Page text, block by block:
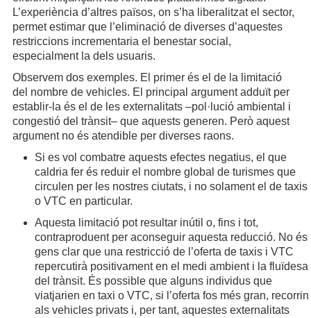
L’experiència d’altres països, on s’ha liberalitzat el sector,
permet estimar que l’eliminació de diverses d’aquestes
restriccions incrementaria el benestar social,
especialment la dels usuaris.
Observem dos exemples. El primer és el de la limitació
del nombre de vehicles. El principal argument adduït per
establir-la és el de les externalitats –pol·lució ambiental i
congestió del trànsit– que aquests generen. Però aquest
argument no és atendible per diverses raons.
Si es vol combatre aquests efectes negatius, el que
caldria fer és reduir el nombre global de turismes que
circulen per les nostres ciutats, i no solament el de taxis
o VTC en particular.
Aquesta limitació pot resultar inútil o, fins i tot,
contraproduent per aconseguir aquesta reducció. No és
gens clar que una restricció de l’oferta de taxis i VTC
repercutirà positivament en el medi ambient i la fluïdesa
del trànsit. És possible que alguns individus que
viatjarien en taxi o VTC, si l’oferta fos més gran, recorrin
als vehicles privats i, per tant, aquestes externalitats